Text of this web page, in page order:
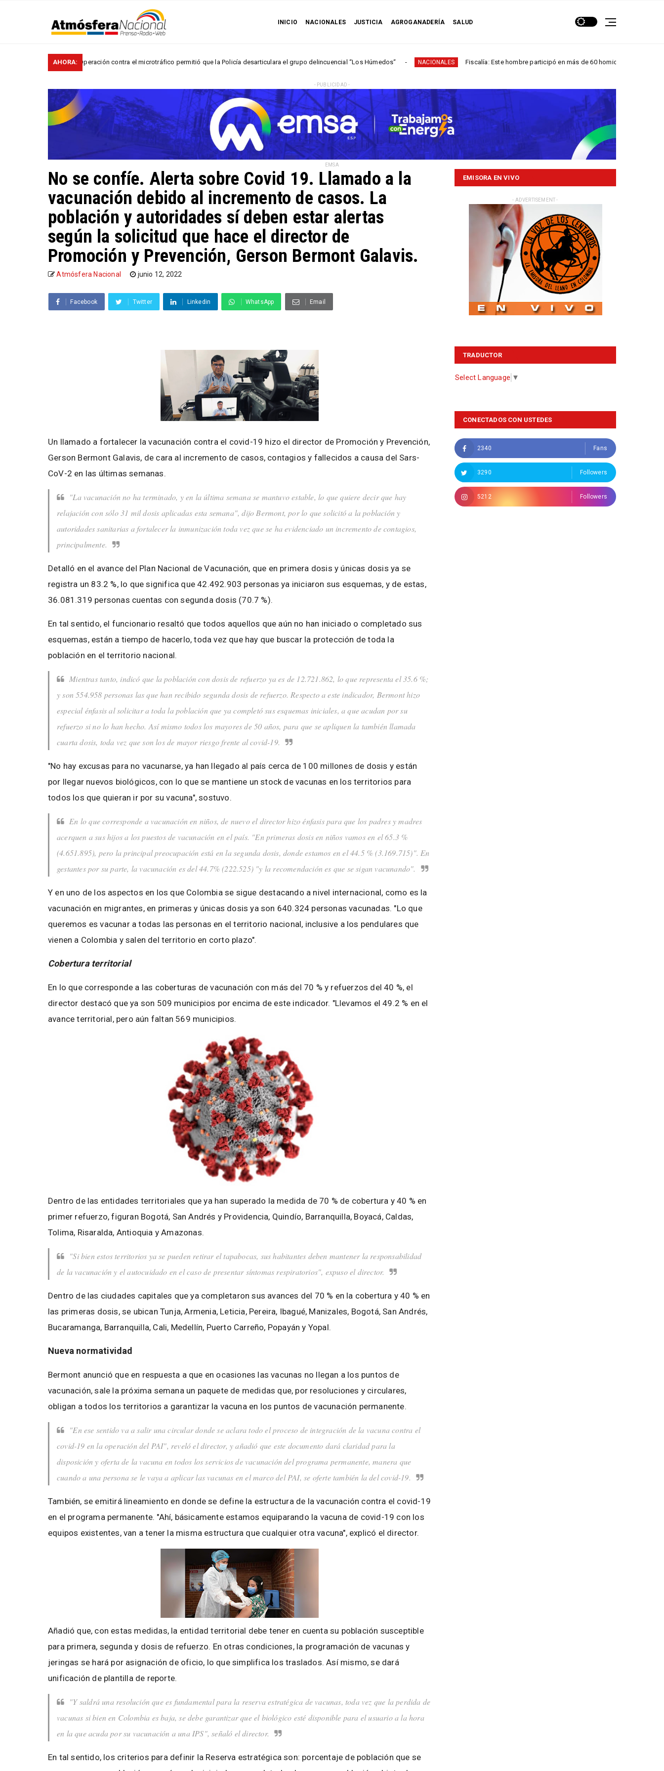
INICIO NACIONALES JUSTICIA AGROGANADERÍA SALUD
AHORA:
Operación contra el microtráfico permitió que la Policía desarticulara el grupo delincuencial “Los Húmedos“ NACIONALES Fiscalía: Este hombre participó en más de 60 homicidios en... NACIONALES
- PUBLICIDAD -
EMSA
No se confíe. Alerta sobre Covid 19. Llamado a la
vacunación debido al incremento de casos. La
población y autoridades sí deben estar alertas
según la solicitud que hace el director de
Promoción y Prevención, Gerson Bermont Galavis.
Atmósfera Nacional junio 12, 2022
Facebook Twitter Linkedin WhatsApp Email
Un llamado a fortalecer la vacunación contra el covid-19 hizo el director de Promoción y Prevención,
Gerson Bermont Galavis, de cara al incremento de casos, contagios y fallecidos a causa del Sars-
CoV-2 en las últimas semanas.
"La vacunación no ha terminado, y en la última semana se mantuvo estable, lo que quiere decir que hay
relajación con sólo 31 mil dosis aplicadas esta semana", dijo Bermont, por lo que solicitó a la población y
autoridades sanitarias a fortalecer la inmunización toda vez que se ha evidenciado un incremento de contagios,
principalmente.
Detalló en el avance del Plan Nacional de Vacunación, que en primera dosis y únicas dosis ya se
registra un 83.2 %, lo que significa que 42.492.903 personas ya iniciaron sus esquemas, y de estas,
36.081.319 personas cuentas con segunda dosis (70.7 %).
En tal sentido, el funcionario resaltó que todos aquellos que aún no han iniciado o completado sus
esquemas, están a tiempo de hacerlo, toda vez que hay que buscar la protección de toda la
población en el territorio nacional.
Mientras tanto, indicó que la población con dosis de refuerzo ya es de 12.721.862, lo que representa el 35.6 %;
y son 554.958 personas las que han recibido segunda dosis de refuerzo. Respecto a este indicador, Bermont hizo
especial énfasis al solicitar a toda la población que ya completó sus esquemas iniciales, a que acudan por su
refuerzo si no lo han hecho. Así mismo todos los mayores de 50 años, para que se apliquen la también llamada
cuarta dosis, toda vez que son los de mayor riesgo frente al covid-19.
"No hay excusas para no vacunarse, ya han llegado al país cerca de 100 millones de dosis y están
por llegar nuevos biológicos, con lo que se mantiene un stock de vacunas en los territorios para
todos los que quieran ir por su vacuna", sostuvo.
En lo que corresponde a vacunación en niños, de nuevo el director hizo énfasis para que los padres y madres
acerquen a sus hijos a los puestos de vacunación en el país. "En primeras dosis en niños vamos en el 65.3 %
(4.651.895), pero la principal preocupación está en la segunda dosis, donde estamos en el 44.5 % (3.169.715)". En
gestantes por su parte, la vacunación es del 44.7% (222.525) "y la recomendación es que se sigan vacunando".
Y en uno de los aspectos en los que Colombia se sigue destacando a nivel internacional, como es la
vacunación en migrantes, en primeras y únicas dosis ya son 640.324 personas vacunadas. "Lo que
queremos es vacunar a todas las personas en el territorio nacional, inclusive a los pendulares que
vienen a Colombia y salen del territorio en corto plazo".
Cobertura territorial
En lo que corresponde a las coberturas de vacunación con más del 70 % y refuerzos del 40 %, el
director destacó que ya son 509 municipios por encima de este indicador. "Llevamos el 49.2 % en el
avance territorial, pero aún faltan 569 municipios.
Dentro de las entidades territoriales que ya han superado la medida de 70 % de cobertura y 40 % en
primer refuerzo, figuran Bogotá, San Andrés y Providencia, Quindío, Barranquilla, Boyacá, Caldas,
Tolima, Risaralda, Antioquia y Amazonas.
"Si bien estos territorios ya se pueden retirar el tapabocas, sus habitantes deben mantener la responsabilidad
de la vacunación y el autocuidado en el caso de presentar síntomas respiratorios", expuso el director.
Dentro de las ciudades capitales que ya completaron sus avances del 70 % en la cobertura y 40 % en
las primeras dosis, se ubican Tunja, Armenia, Leticia, Pereira, Ibagué, Manizales, Bogotá, San Andrés,
Bucaramanga, Barranquilla, Cali, Medellín, Puerto Carreño, Popayán y Yopal.
Nueva normatividad
Bermont anunció que en respuesta a que en ocasiones las vacunas no llegan a los puntos de
vacunación, sale la próxima semana un paquete de medidas que, por resoluciones y circulares,
obligan a todos los territorios a garantizar la vacuna en los puntos de vacunación permanente.
"En ese sentido va a salir una circular donde se aclara todo el proceso de integración de la vacuna contra el
covid-19 en la operación del PAI", reveló el director, y añadió que este documento dará claridad para la
disposición y oferta de la vacuna en todos los servicios de vacunación del programa permanente, manera que
cuando a una persona se le vaya a aplicar las vacunas en el marco del PAI, se oferte también la del covid-19.
También, se emitirá lineamiento en donde se define la estructura de la vacunación contra el covid-19
en el programa permanente. "Ahí, básicamente estamos equiparando la vacuna de covid-19 con los
equipos existentes, van a tener la misma estructura que cualquier otra vacuna", explicó el director.
Añadió que, con estas medidas, la entidad territorial debe tener en cuenta su población susceptible
para primera, segunda y dosis de refuerzo. En otras condiciones, la programación de vacunas y
jeringas se hará por asignación de oficio, lo que simplifica los traslados. Así mismo, se dará
unificación de plantilla de reporte.
"Y saldrá una resolución que es fundamental para la reserva estratégica de vacunas, toda vez que la perdida de
vacunas si bien en Colombia es baja, se debe garantizar que el biológico esté disponible para el usuario a la hora
en la que acuda por su vacunación a una IPS", señaló el director.
En tal sentido, los criterios para definir la Reserva estratégica son: porcentaje de población que se
EMISORA EN VIVO
- ADVERTISEMENT -
TRADUCTOR
Select Language ▼
CONECTADOS CON USTEDES
2340 Fans
3290 Followers
5212 Followers